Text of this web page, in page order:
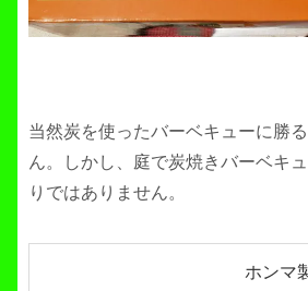
当然炭を使ったバーベキューに勝
ん。しかし、庭で炭焼きバーベキ
りではありません。
ホンマ